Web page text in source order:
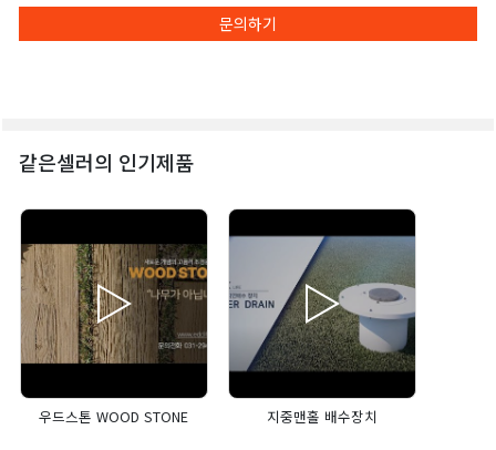
문의하기
같은셀러의 인기제품
우드스톤 WOOD STONE 지중맨홀 배수장치